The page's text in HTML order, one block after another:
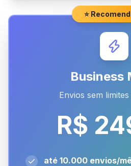
⭐
Business
Envios sem
R$
até 10.000 envios/